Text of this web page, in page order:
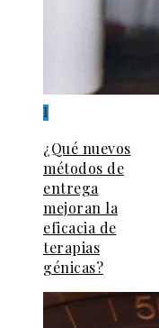
1
¿Qué nuevos
métodos de
entrega
mejoran la
eficacia de
terapias
génicas?